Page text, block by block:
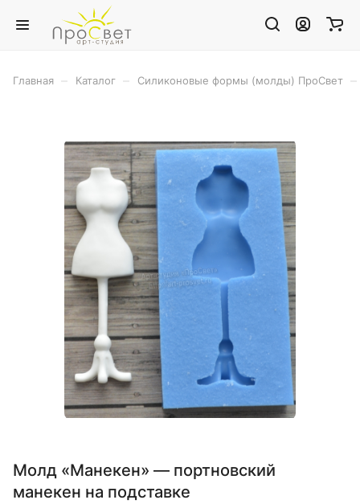
Главная Каталог Силиконовые формы (молды) ПроСвет
Молд «Манекен» — портновский
манекен на подставке